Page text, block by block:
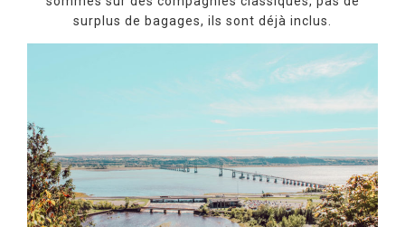
surplus de bagages, ils sont déjà inclus.